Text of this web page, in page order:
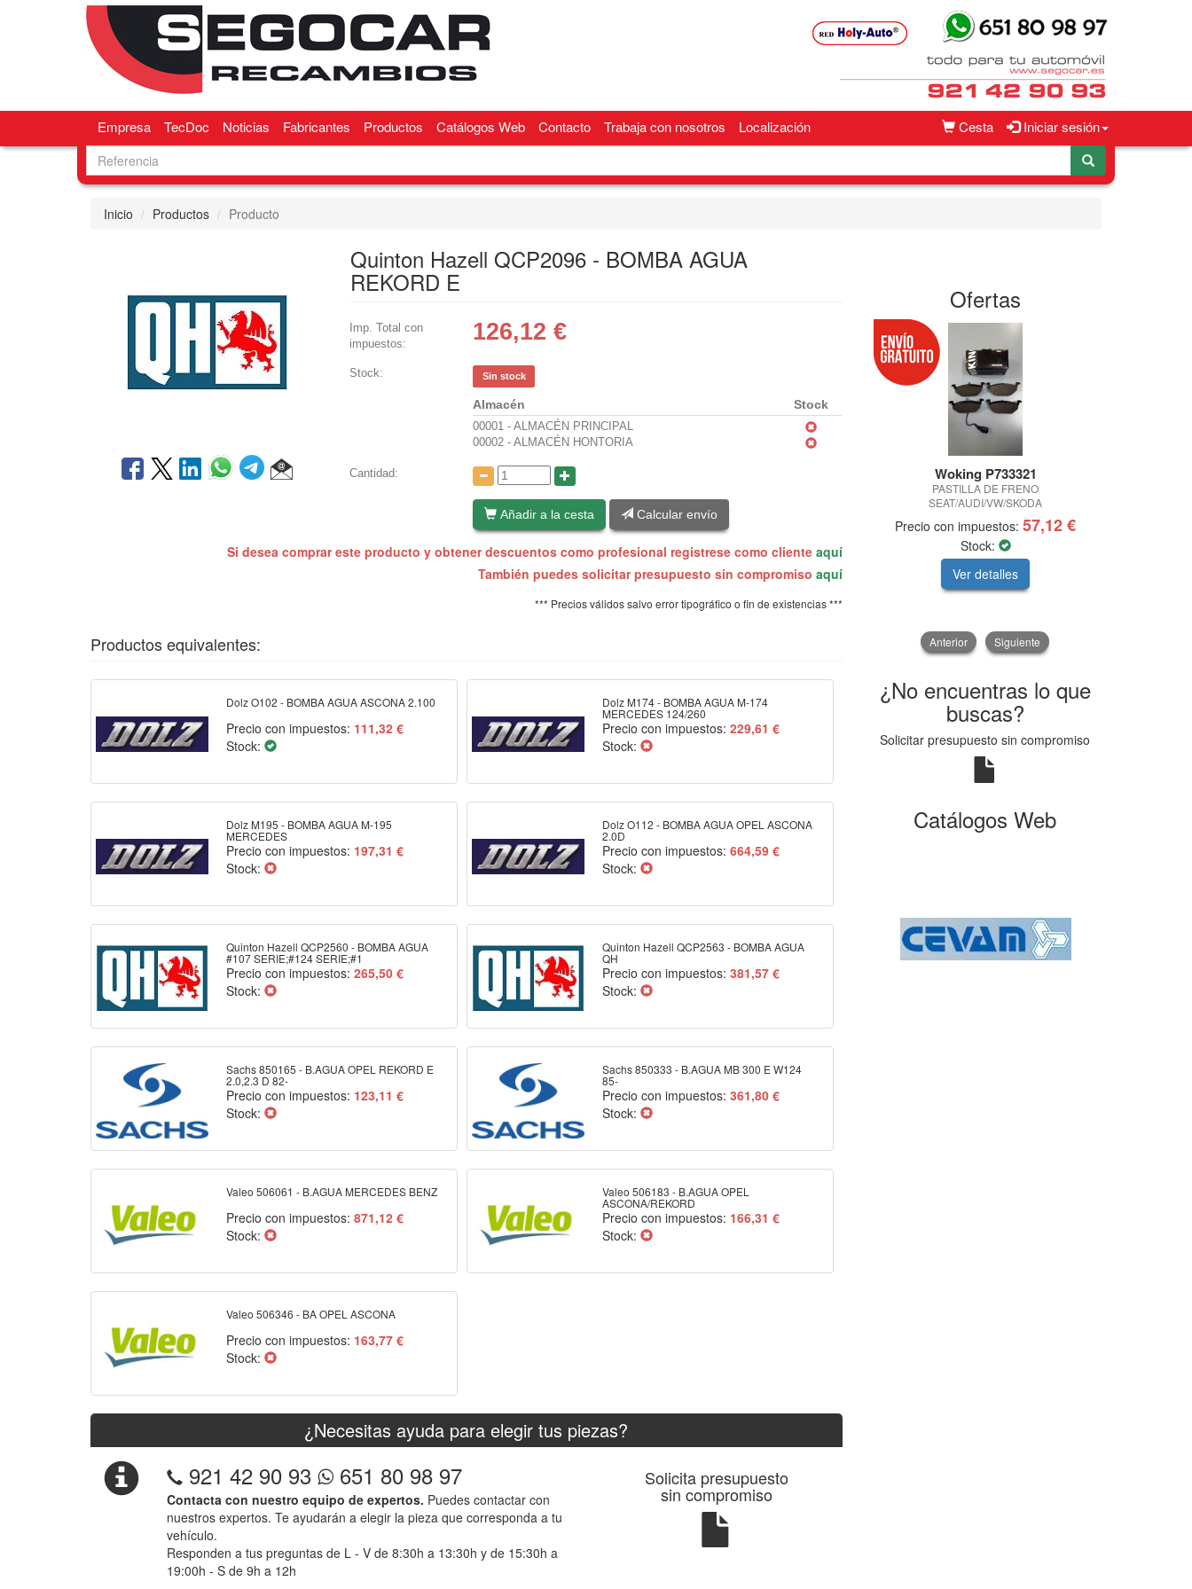
Cesta Iniciar sesión
Empresa TecDoc Noticias Fabricantes Productos Catálogos Web Contacto Trabaja con nosotros Localización
Inicio Productos Producto
Quinton Hazell QCP2096 - BOMBA AGUA
REKORD E
Imp. Total con
impuestos:
126,12 €
Stock: Sin stock
Almacén Stock
00001 - ALMACÉN PRINCIPAL
00002 - ALMACÉN HONTORIA
Cantidad:
Añadir a la cesta Calcular envío
Si desea comprar este producto y obtener descuentos como profesional registrese como cliente aquí
También puedes solicitar presupuesto sin compromiso aquí
*** Precios válidos salvo error tipográfico o fin de existencias ***
Productos equivalentes:
Dolz O102 - BOMBA AGUA ASCONA 2.100
Precio con impuestos: 111,32 €
Stock:
Dolz M174 - BOMBA AGUA M-174
MERCEDES 124/260
Precio con impuestos: 229,61 €
Stock:
Dolz M195 - BOMBA AGUA M-195
MERCEDES
Precio con impuestos: 197,31 €
Stock:
Dolz O112 - BOMBA AGUA OPEL ASCONA
2.0D
Precio con impuestos: 664,59 €
Stock:
Quinton Hazell QCP2560 - BOMBA AGUA
#107 SERIE;#124 SERIE;#1
Precio con impuestos:265,50 €
Stock:
Quinton Hazell QCP2563 - BOMBA AGUA
QH
Precio con impuestos: 381,57 €
Stock:
Sachs 850165 - B.AGUA OPEL REKORD E
2.0,2.3 D 82-
Precio con impuestos: 123,11 €
Stock:
Sachs 850333 - B.AGUA MB 300 E W124
85-
Precio con impuestos: 361,80 €
Stock:
Valeo 506061 - B.AGUA MERCEDES BENZ
Precio con impuestos:871,12 €
Stock:
Valeo 506183 - B.AGUA OPEL
ASCONA/REKORD
Precio con impuestos: 166,31 €
Stock:
Valeo 506346 - BA OPEL ASCONA
Precio con impuestos: 163,77 €
Stock:
¿Necesitas ayuda para elegir tus piezas?
921 42 90 93 651 80 98 97
Contacta con nuestro equipo de expertos. Puedes contactar con
nuestros expertos. Te ayudarán a elegir la pieza que corresponda a tu
vehículo.
Responden a tus preguntas de L - V de 8:30h a 13:30h y de 15:30h a
19:00h - S de 9h a 12h
Solicita presupuesto
sin compromiso
Ofertas
Woking P733321
PASTILLA DE FRENO
SEAT/AUDI/VW/SKODA
Precio con impuestos: 57,12 €
Stock:
Ver detalles
Anterior Siguiente
¿No encuentras lo que
buscas?
Solicitar presupuesto sin compromiso
Catálogos Web